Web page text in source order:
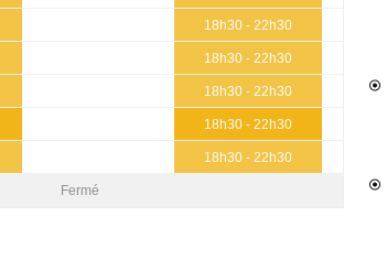
18h30 - 22h30
18h30 - 22h30
18h30 - 22h30
18h30 - 22h30
18h30 - 22h30
Fermé